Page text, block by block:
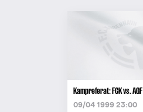
Kampreferat: FCK vs. AGF
09/04 1999 23:00